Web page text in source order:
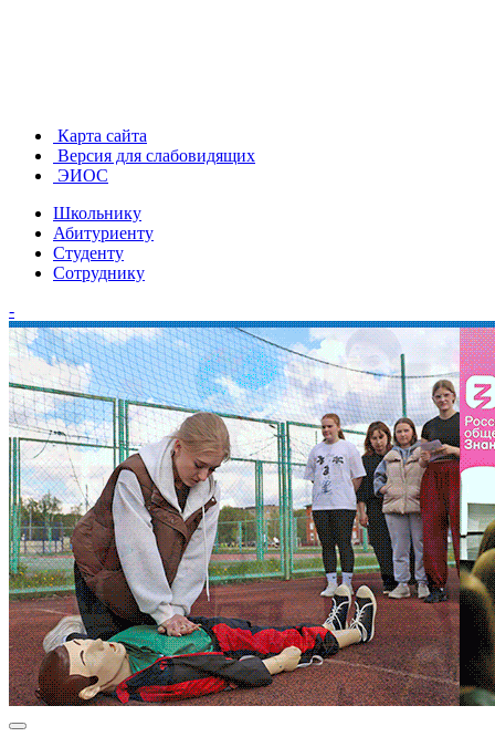
Карта сайта
Версия для слабовидящих
ЭИОС
Школьнику
Абитуриенту
Студенту
Сотруднику
-